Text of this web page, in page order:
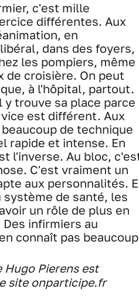
c'est mille
différentes. Aux
en
dans des foyers,
les pompiers, même
de croisière. On peut
à l'hôpital, partout.
y trouve sa place parce
est différent. Aux
de technique
rapide et intense. En
l'inverse. Au bloc,
C'est vraiment un
aux personnalités.
système de santé, les
un rôle de plus en
infirmiers au
connaît pas
Hugo Pierens est
site onparticipe.fr